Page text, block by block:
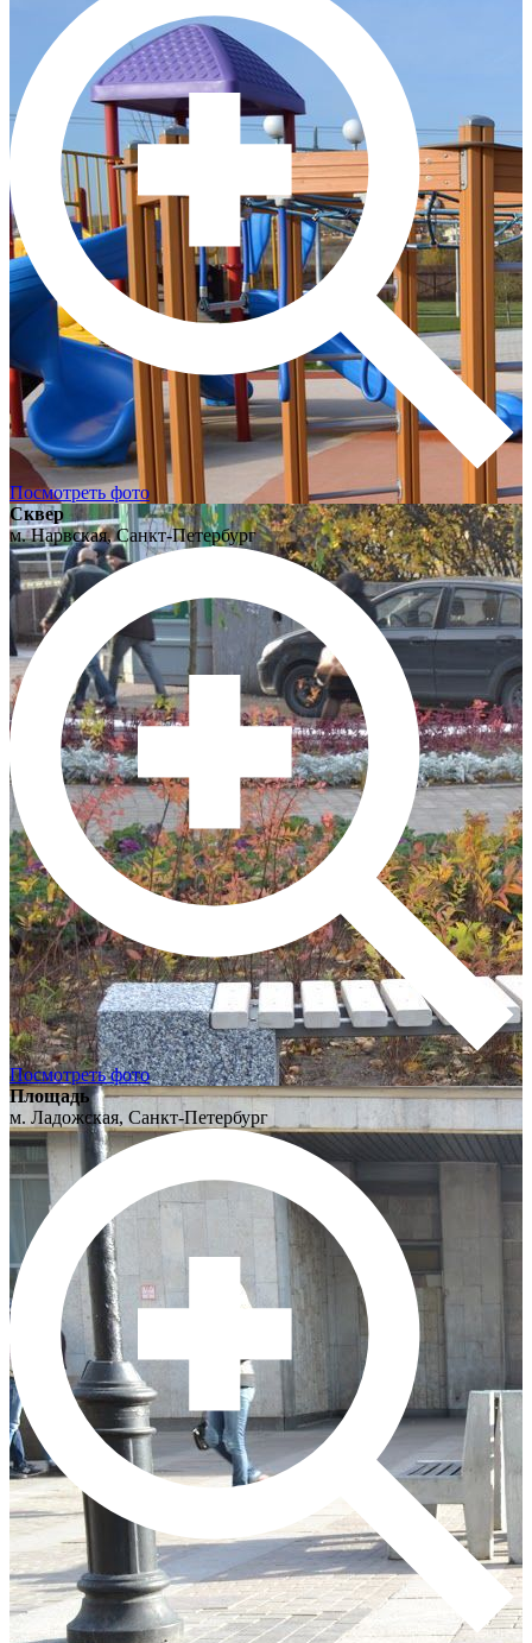
Посмотреть фото
Сквер
м. Нарвская, Санкт-Петербург
Посмотреть фото
Площадь
м. Ладожская, Санкт-Петербург